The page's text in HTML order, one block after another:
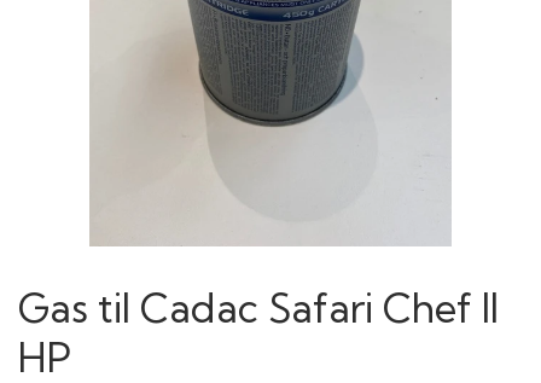
Gas til Cadac Safari Chef II
HP